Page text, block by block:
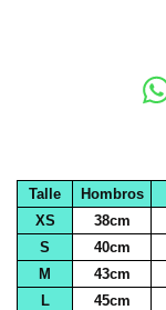
Talle Hombros
XS
38cm
S
40cm
M
43cm
L
45cm